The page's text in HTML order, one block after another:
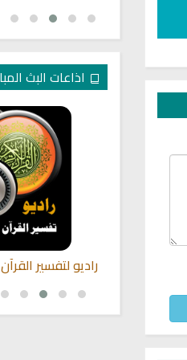
اذاعات البث
راديو لتفسير